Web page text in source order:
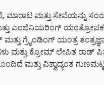
ಮಾರಾಟ ಮತ್ತು ಸೇವೆಯನ್ನು
ಎಂಜಿನಿಯರಿಂಗ್
ಗ್ರೈಂಡಿಂಗ್ ಯಂತ್ರ
ಮತ್ತು ಕ್ರೋಮ್ ಲೇಪಿತ ರಾಡ್
ಮತ್ತು ವಿಶ್ವಾದ್ಯಂತ